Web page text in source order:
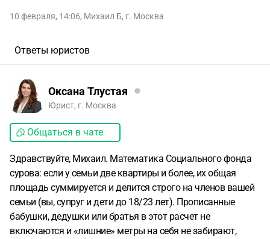
10 февраля, 14:06, Михаил Б, г. Москва
Ответы юристов
Оксана Тлустая
Юрист, г. Москва
Общаться в чате
Здравствуйте, Михаил. Математика Социального фонда
сурова: если у семьи две квартиры и более, их общая
площадь суммируется и делится строго на членов вашей
семьи (вы, супруг и дети до 18/23 лет). Прописанные
бабушки, дедушки или братья в этот расчет не
включаются и «лишние» метры на себя не забирают,